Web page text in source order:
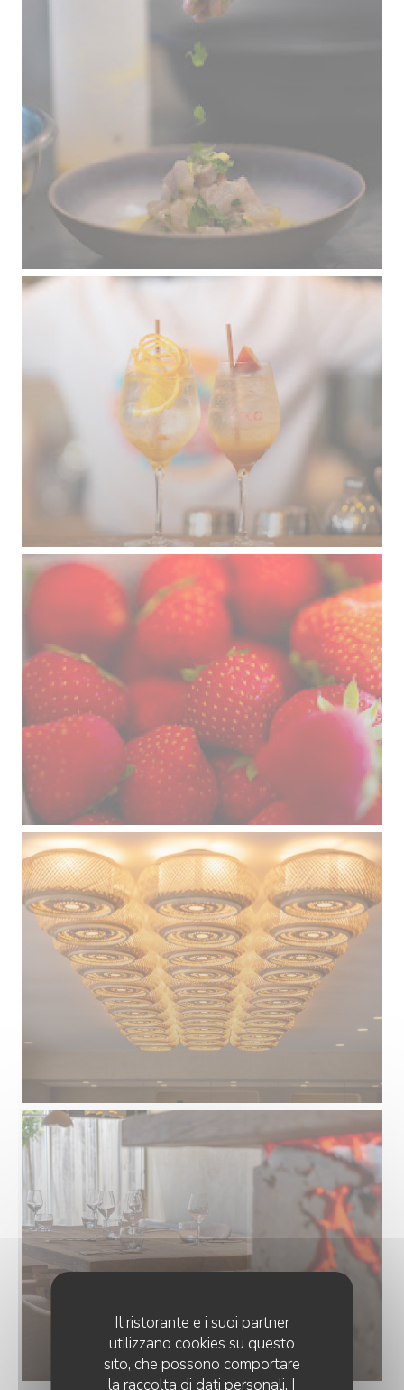
Il ristorante e i suoi partner
utilizzano cookies su questo
sito, che possono comportare
la raccolta di dati personali. I